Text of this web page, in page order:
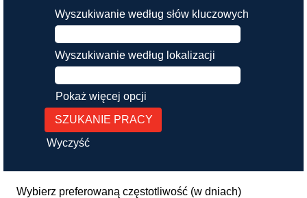
Wyszukiwanie według słów kluczowych
Wyszukiwanie według lokalizacji
Pokaż więcej opcji
Wyczyść
Wybierz preferowaną częstotliwość (w dniach)